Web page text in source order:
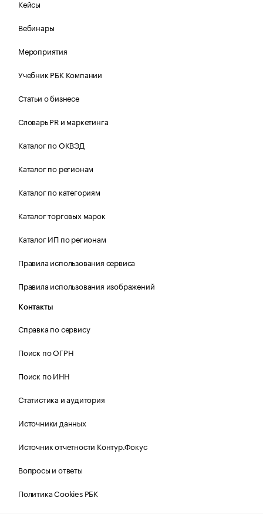
Кейсы
Вебинары
Мероприятия
Учебник РБК Компании
Статьи о бизнесе
Словарь PR и маркетинга
Каталог по ОКВЭД
Каталог по регионам
Каталог по категориям
Каталог торговых марок
Каталог ИП по регионам
Правила использования сервиса
Правила использования изображений
Контакты
Справка по сервису
Поиск по ОГРН
Поиск по ИНН
Статистика и аудитория
Источники данных
Источник отчетности Контур.Фокус
Вопросы и ответы
Политика Cookies РБК